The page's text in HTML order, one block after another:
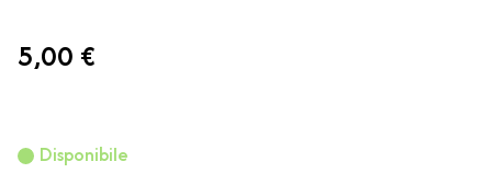
5,00 €
Disponibile